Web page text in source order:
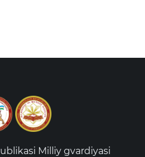
Milliy gvardiyasi